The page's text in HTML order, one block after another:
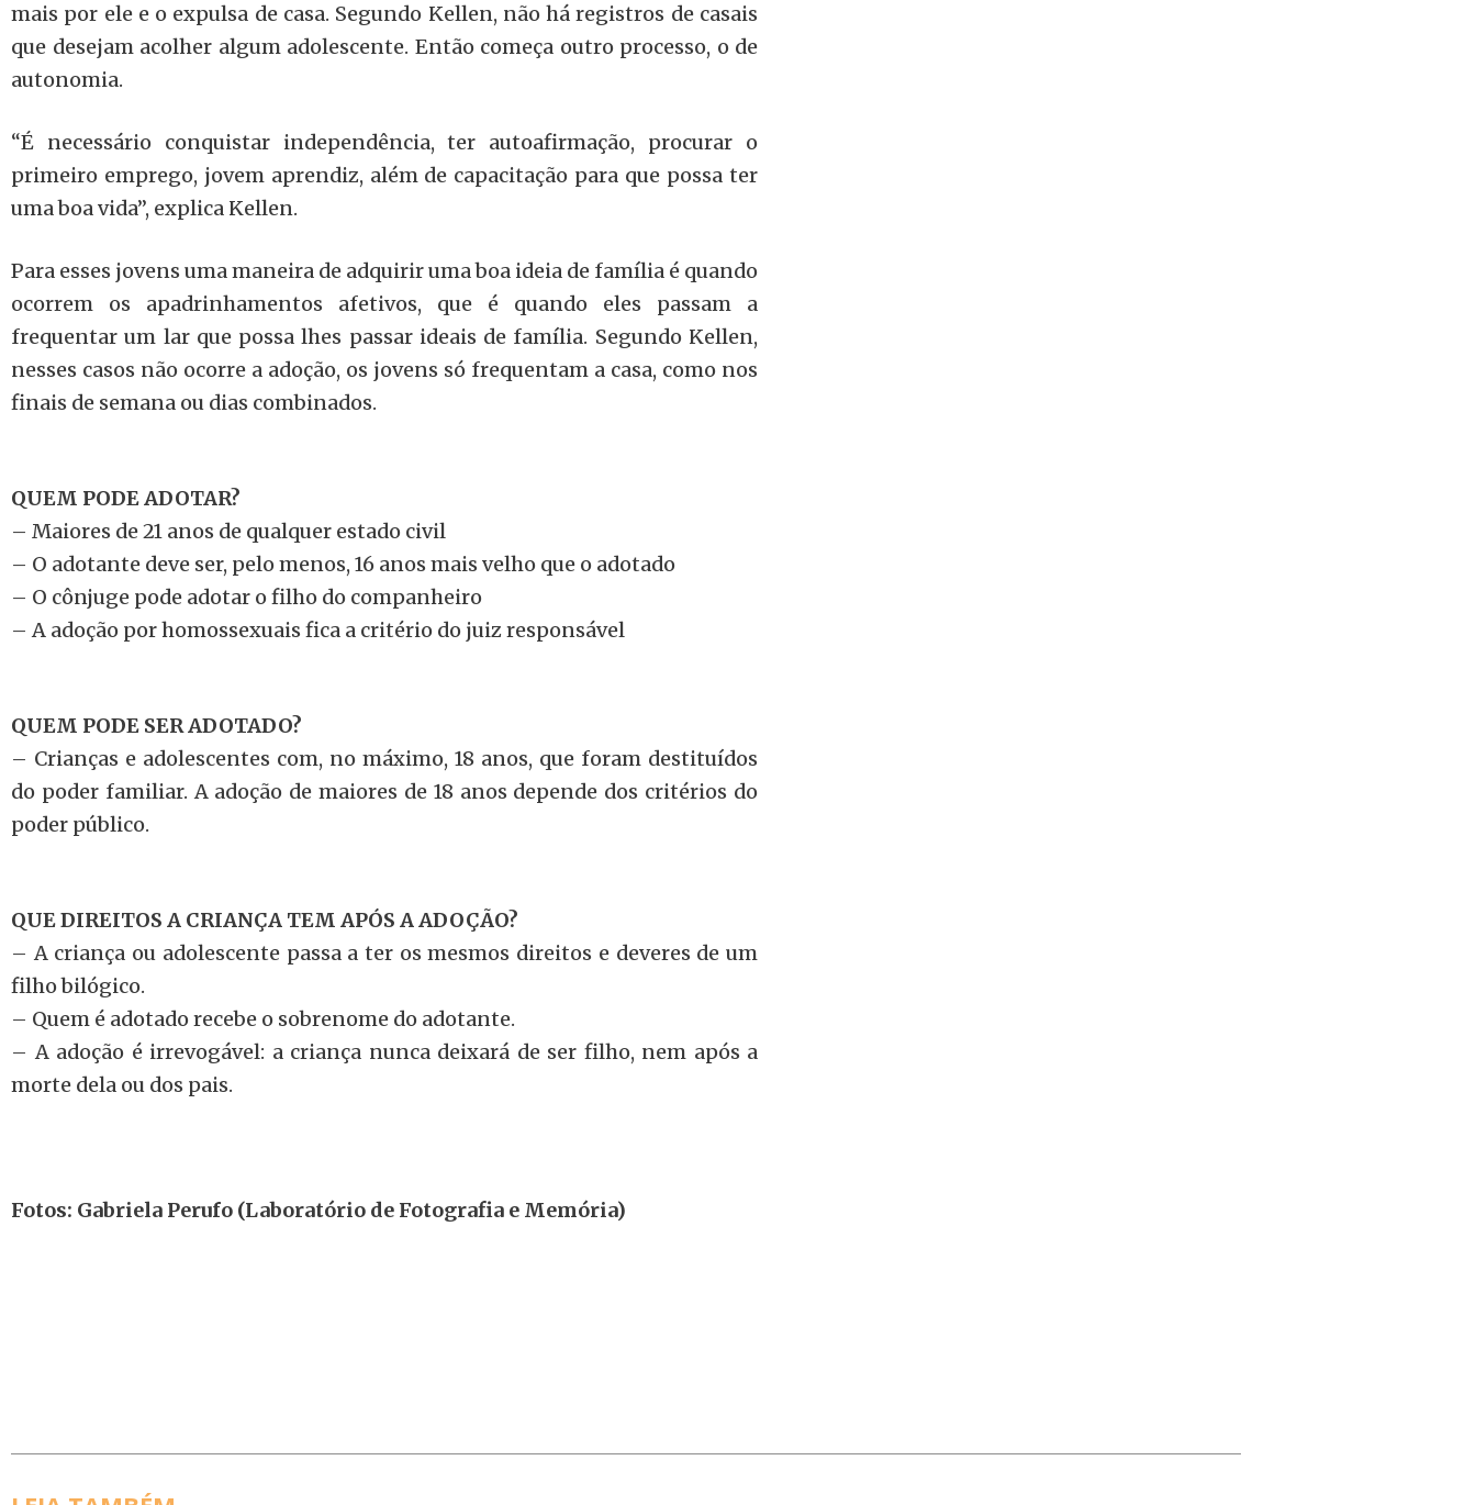
mais por ele e o expulsa de casa. Segundo Kellen, não há registros de casais
que desejam acolher algum adolescente. Então começa outro processo, o de
autonomia.
“É necessário conquistar independência, ter autoafirmação, procurar o
primeiro emprego, jovem aprendiz, além de capacitação para que possa ter
uma boa vida”, explica Kellen.
Para esses jovens uma maneira de adquirir uma boa ideia de família é quando
ocorrem os apadrinhamentos afetivos, que é quando eles passam a
frequentar um lar que possa lhes passar ideais de família. Segundo Kellen,
nesses casos não ocorre a adoção, os jovens só frequentam a casa, como nos
finais de semana ou dias combinados.
QUEM PODE ADOTAR?
– Maiores de 21 anos de qualquer estado civil
– O adotante deve ser, pelo menos, 16 anos mais velho que o adotado
– O cônjuge pode adotar o filho do companheiro
– A adoção por homossexuais fica a critério do juiz responsável
QUEM PODE SER ADOTADO?
– Crianças e adolescentes com, no máximo, 18 anos, que foram destituídos
do poder familiar. A adoção de maiores de 18 anos depende dos critérios do
poder público.
QUE DIREITOS A CRIANÇA TEM APÓS A ADOÇÃO?
– A criança ou adolescente passa a ter os mesmos direitos e deveres de um
filho bilógico.
– Quem é adotado recebe o sobrenome do adotante.
– A adoção é irrevogável: a criança nunca deixará de ser filho, nem após a
morte dela ou dos pais.
Fotos: Gabriela Perufo (Laboratório de Fotografia e Memória)